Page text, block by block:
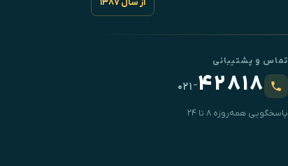
از سال ۱۳۸۷
تماس و پشتیبانی
۴۲۸۱۸-۰۲۱
پاسخگویی همه‌روزه ۸ تا ۲۴